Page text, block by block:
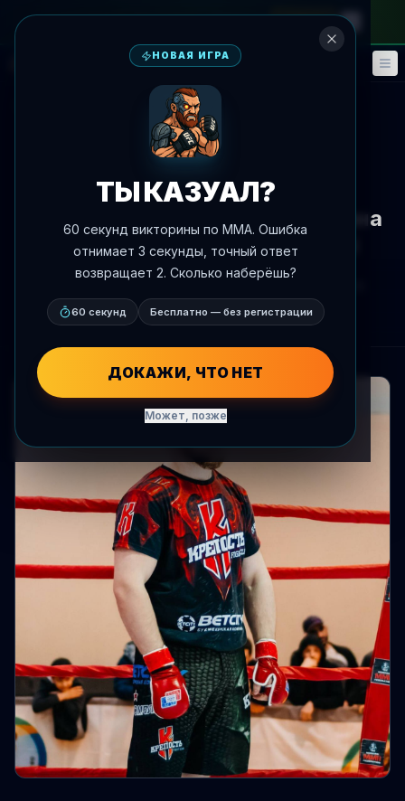
🎮 Фэнтези События
Анонс боя
Непобежденный Магомед
Саидов встанет против Дастина
Джейкоби на UFC Abu Dhabi
AgentMMA.com
НОВАЯ ИГРА
ТЫ КАЗУАЛ?
60 секунд викторины по MMA. Ошибка
отнимает 3 секунды, точный ответ
возвращает 2. Сколько наберёшь?
60 секунд Бесплатно — без регистрации
ДОКАЖИ, ЧТО НЕТ
Может, позже